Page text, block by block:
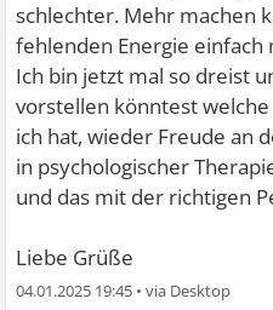
schlechter. Mehr machen
fehlenden Energie einfach
Ich bin jetzt mal so dreist
vorstellen könntest
ich hat, wieder Freude an
in psychologischer
und das mit der richtigen
Liebe Grüße
04.01.2025 19:45 •